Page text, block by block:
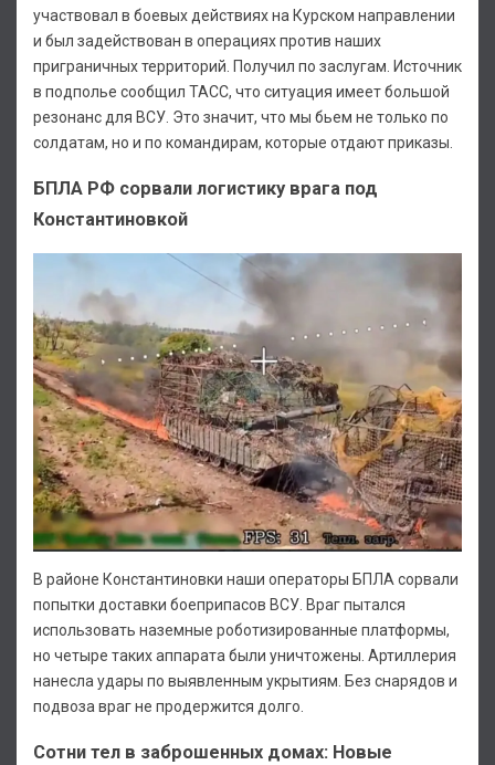
участвовал в боевых действиях на Курском направлении
и был задействован в операциях против наших
приграничных территорий. Получил по заслугам. Источник
в подполье сообщил ТАСС, что ситуация имеет большой
резонанс для ВСУ. Это значит, что мы бьем не только по
солдатам, но и по командирам, которые отдают приказы.
БПЛА РФ сорвали логистику врага под
Константиновкой
В районе Константиновки наши операторы БПЛА сорвали
попытки доставки боеприпасов ВСУ. Враг пытался
использовать наземные роботизированные платформы,
но четыре таких аппарата были уничтожены. Артиллерия
нанесла удары по выявленным укрытиям. Без снарядов и
подвоза враг не продержится долго.
Сотни тел в заброшенных домах: Новые